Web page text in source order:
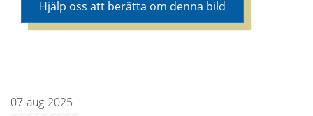
Hjälp oss att berätta om denna bild
07 aug 2025